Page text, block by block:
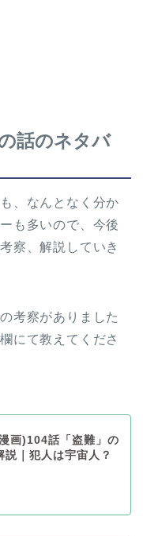
話のネタバ
、なんとなく分か
も多いので、今後
察、解説していき
考察がありました
にて教えてくださ
画)104話「盗難」の
説｜犯人は宇宙人？